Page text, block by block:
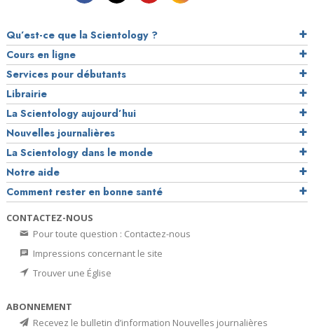
Qu’est-ce que la Scientology ?
Cours en ligne
Services pour débutants
Librairie
La Scientology aujourd’hui
Nouvelles journalières
La Scientology dans le monde
Notre aide
Comment rester en bonne santé
CONTACTEZ-NOUS
Pour toute question : Contactez-nous
Impressions concernant le site
Trouver une Église
ABONNEMENT
Recevez le bulletin d’information Nouvelles journalières